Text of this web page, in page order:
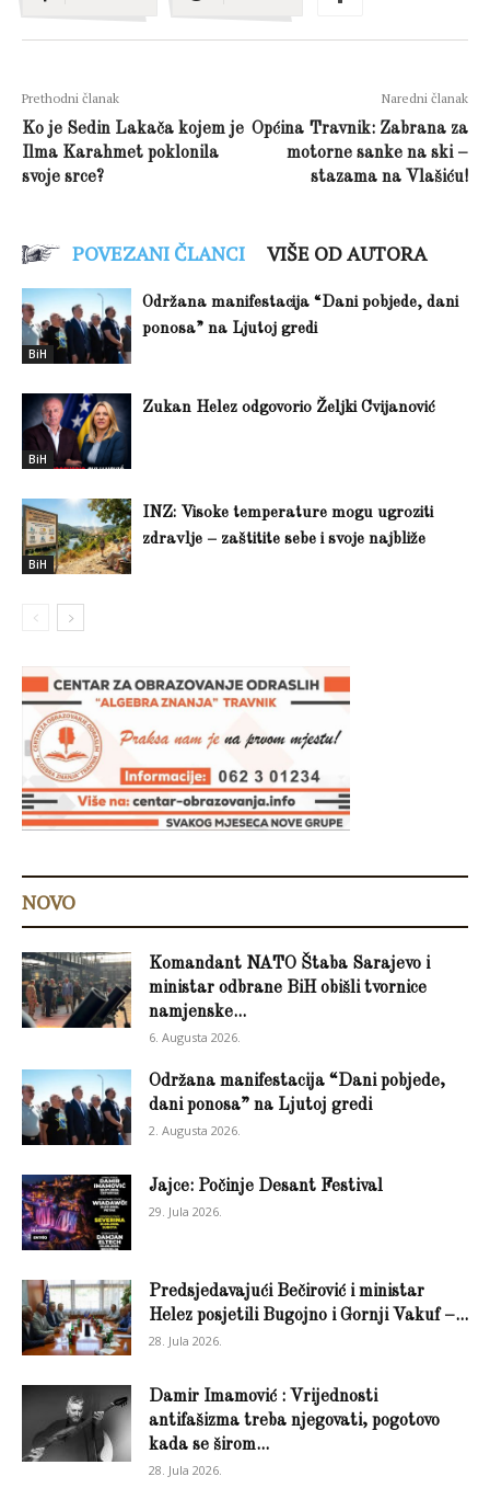
Prethodni članak
Ko je Sedin Lakača kojem je
Ilma Karahmet poklonila
svoje srce?
Naredni članak
Općina Travnik: Zabrana za
motorne sanke na ski –
stazama na Vlašiću!
POVEZANI ČLANCI VIŠE OD AUTORA
BiH
Održana manifestacija “Dani pobjede, dani
ponosa” na Ljutoj gredi
BiH
Zukan Helez odgovorio Željki Cvijanović
BiH
INZ: Visoke temperature mogu ugroziti
zdravlje – zaštitite sebe i svoje najbliže
NOVO
Komandant NATO Štaba Sarajevo i
ministar odbrane BiH obišli tvornice
namjenske...
6. Augusta 2026.
Održana manifestacija “Dani pobjede,
dani ponosa” na Ljutoj gredi
2. Augusta 2026.
Jajce: Počinje Desant Festival
29. Jula 2026.
Predsjedavajući Bečirović i ministar
Helez posjetili Bugojno i Gornji Vakuf –...
28. Jula 2026.
Damir Imamović : Vrijednosti
antifašizma treba njegovati, pogotovo
kada se širom...
28. Jula 2026.